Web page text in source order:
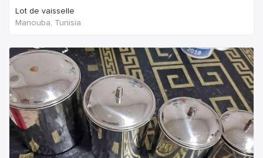
Lot de vaisselle
Manouba, Tunisia